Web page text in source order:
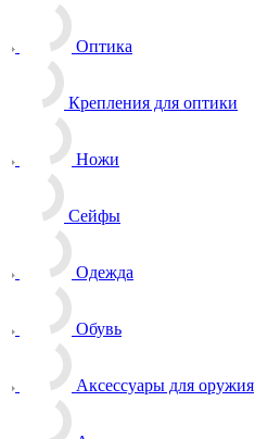
Оптика
Крепления для оптики
Ножи
Сейфы
Одежда
Обувь
Аксессуары для оружия